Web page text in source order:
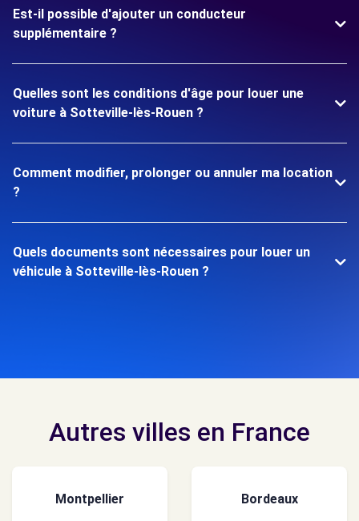
Est-il possible d'ajouter un conducteur
supplémentaire ?
Quelles sont les conditions d'âge pour louer une
voiture à Sotteville-lès-Rouen ?
Comment modifier, prolonger ou annuler ma location
?
Quels documents sont nécessaires pour louer un
véhicule à Sotteville-lès-Rouen ?
Autres villes en France
Montpellier Bordeaux